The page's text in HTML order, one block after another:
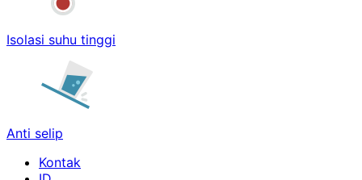
Isolasi suhu tinggi
Anti selip
Kontak